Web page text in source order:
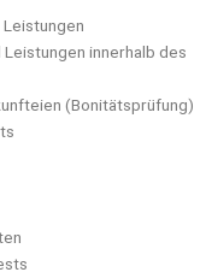
innerhalb des
(Bonitätsprüfung)